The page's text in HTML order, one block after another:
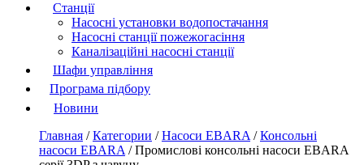
Станції
Насосні установки водопостачання
Насосні станції пожежогасіння
Каналізаційні насосні станції
Шафи управління
Програма підбору
Новини
Главная /Категории /Насоси EBARA/Консольні
насоси EBARA/Промислові консольні насоси EBARA